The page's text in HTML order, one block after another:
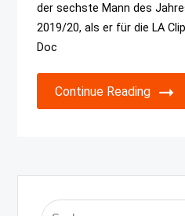
der sechste Mann des
2019/20, als er für die LA
Doc
Continue Reading
Suche